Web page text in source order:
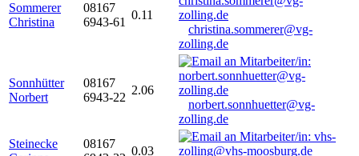
Sommerer
Christina
08167
6943-61
0.11
christina.sommerer@vg-
zolling.de
Sonnhütter
Norbert
08167
6943-22
2.06
norbert.sonnhuetter@vg-
zolling.de
Steinecke
08167
0.03